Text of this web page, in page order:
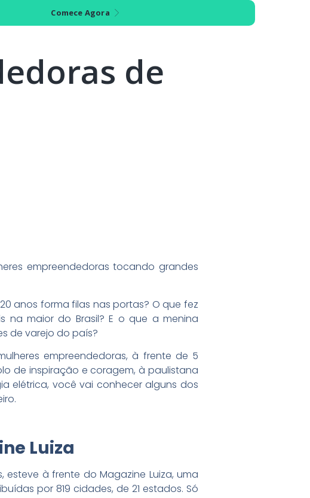
Comece Agora
de
empreendedoras tocando grandes
anos forma filas nas portas? O que fez
na maior do Brasil? E o que a menina
de varejo do país?
empreendedoras, à frente de 5
de inspiração e coragem, à paulistana
elétrica, você vai conhecer alguns dos
Luiza
esteve à frente do Magazine Luiza, uma
por 819 cidades, de 21 estados. Só